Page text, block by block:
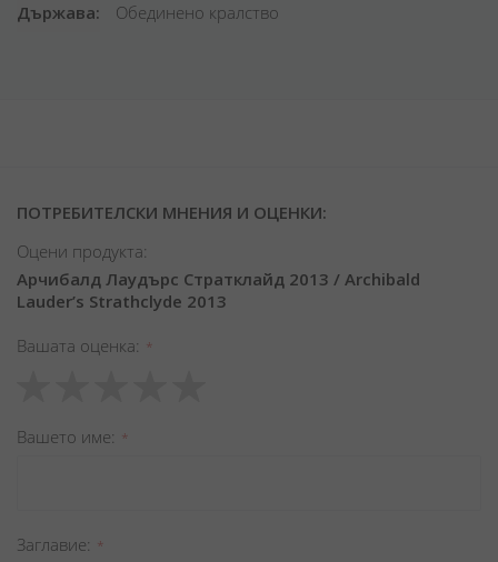
Държава
Обединено кралство
ПОТРЕБИТЕЛСКИ МНЕНИЯ И ОЦЕНКИ:
Оцени продукта:
Арчибалд Лаудърс Стратклайд 2013 / Archibald
Lauder’s Strathclyde 2013
Вашата оценка
star
stars
stars
stars
stars
Вашето име
Заглавиe